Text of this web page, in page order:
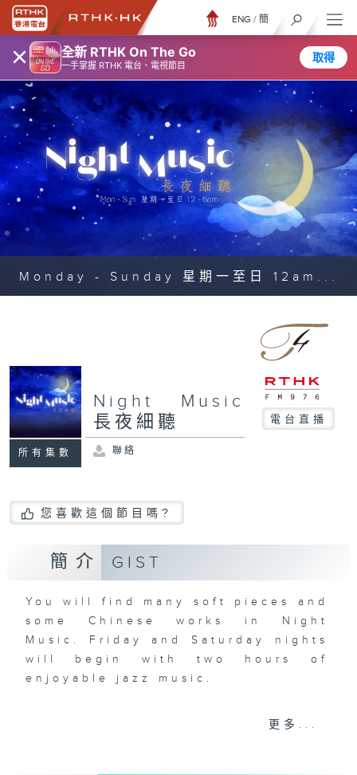
× 全新 RTHK On The Go
一手掌握 RTHK 電台、電視節目
取得
ENG / 簡
Monday - Sunday 星期一至日 12am...
所有集數
Night Music
長夜細聽
電台直播
聯絡
您喜歡這個節目嗎?
簡介 GIST
You will find many soft pieces and
some Chinese works in Night
Music. Friday and Saturday nights
will begin with two hours of
enjoyable jazz music.
When you are alone and sleepless,
更多...